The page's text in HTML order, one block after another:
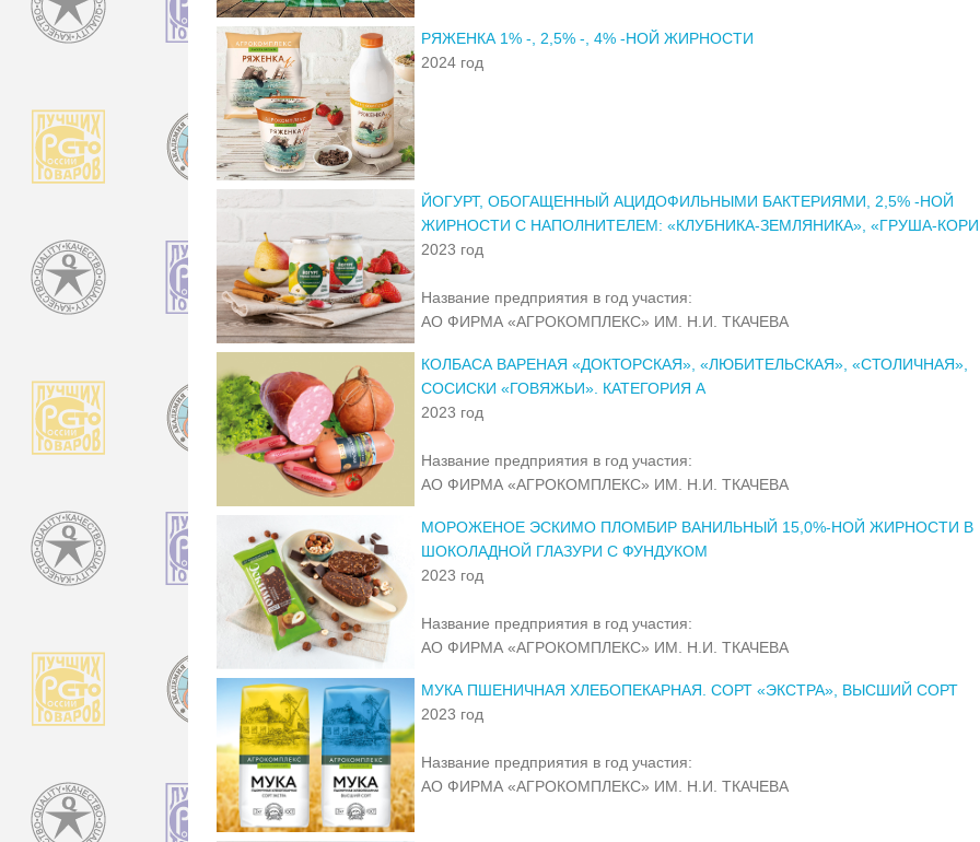
РЯЖЕНКА 1% -, 2,5% -, 4% -НОЙ ЖИРНОСТИ
2024 год
ЙОГУРТ, ОБОГАЩЕННЫЙ АЦИДОФИЛЬНЫМИ БАКТЕРИЯМИ, 2,5% -НОЙ
ЖИРНОСТИ С НАПОЛНИТЕЛЕМ: «КЛУБНИКА-ЗЕМЛЯНИКА», «ГРУША-
2023 год
Название предприятия в год участия:
АО ФИРМА «АГРОКОМПЛЕКС» ИМ. Н.И. ТКАЧЕВА
КОЛБАСА ВАРЕНАЯ «ДОКТОРСКАЯ», «ЛЮБИТЕЛЬСКАЯ», «СТОЛИЧНАЯ»,
СОСИСКИ «ГОВЯЖЬИ». КАТЕГОРИЯ А
2023 год
Название предприятия в год участия:
АО ФИРМА «АГРОКОМПЛЕКС» ИМ. Н.И. ТКАЧЕВА
МОРОЖЕНОЕ ЭСКИМО ПЛОМБИР ВАНИЛЬНЫЙ 15,0%-НОЙ ЖИРНОСТИ В
ШОКОЛАДНОЙ ГЛАЗУРИ С ФУНДУКОМ
2023 год
Название предприятия в год участия:
АО ФИРМА «АГРОКОМПЛЕКС» ИМ. Н.И. ТКАЧЕВА
МУКА ПШЕНИЧНАЯ ХЛЕБОПЕКАРНАЯ. СОРТ «ЭКСТРА», ВЫСШИЙ СОРТ
2023 год
Название предприятия в год участия:
АО ФИРМА «АГРОКОМПЛЕКС» ИМ. Н.И. ТКАЧЕВА